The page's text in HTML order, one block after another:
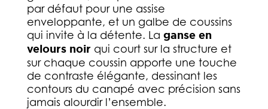
par défaut pour une assise
enveloppante, et un galbe de coussins
qui invite à la détente. La ganse en
velours noir qui court sur la structure et
sur chaque coussin apporte une touche
de contraste élégante, dessinant les
contours du canapé avec précision sans
jamais alourdir l’ensemble.